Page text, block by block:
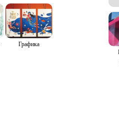
Графика